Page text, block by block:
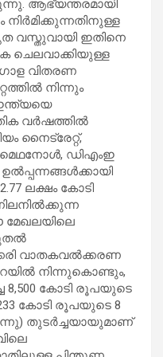
ആഭ്യന്തരമായി
ഇതിനെ
ചെലവാക്കിയുള്ള
വിതരണ
നിന്നും
വർഷത്തിൽ
നൈട്രേറ്റ്,
ഡിഎംഇ
ലക്ഷം കോടി
മേഖലയിലെ
വാതകവൽക്കരണ
നിന്നുകൊണ്ടും,
8,500 കോടി രൂപയുടെ
കോടി രൂപയുടെ 8
തുടർച്ചയായുമാണ്